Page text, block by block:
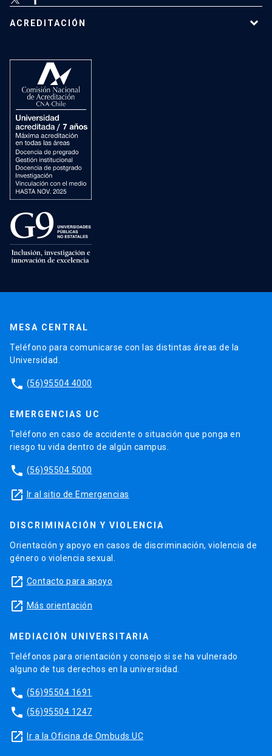
ACREDITACIÓN
MESA CENTRAL
Teléfono para comunicarse con las distintas áreas de la
Universidad.
phone (56)95504 4000
EMERGENCIAS UC
Teléfono en caso de accidente o situación que ponga en
riesgo tu vida dentro de algún campus.
phone (56)95504 5000
launch Ir al sitio de Emergencias
DISCRIMINACIÓN Y VIOLENCIA
Orientación y apoyo en casos de discriminación, violencia de
género o violencia sexual.
launch Contacto para apoyo
launch Más orientación
MEDIACIÓN UNIVERSITARIA
Teléfonos para orientación y consejo si se ha vulnerado
alguno de tus derechos en la universidad.
phone (56)95504 1691
phone (56)95504 1247
launch Ir a la Oficina de Ombuds UC